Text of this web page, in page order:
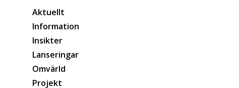
Aktuellt
Information
Insikter
Lanseringar
Omvärld
Projekt